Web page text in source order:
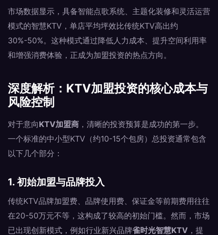
市场数据显示，具备智能点歌系统、主题化装修和灵活运营
模式的智慧KTV，单店平均坪效比传统KTV高出约
30%-50%。这种模式通过降低人力成本、提升空间利用率
和增强消费体验，正成为加盟投资的热点方向。
深度解析：KTV加盟投资的核心成本与
风险控制
对于意向KTV加盟商 ，清晰的投资预算是成功的第一步。
一个标准的中小型KTV（约10-15个包房）总投资通常包含
以下几个部分：
1. 初始加盟与品牌投入
传统KTV品牌加盟费、品牌使用费、保证金等前期费用往往
在20-50万元不等，这构成了较高的初始门槛。然而，市场
已出现创新模式，例如行业新兴品牌雀时光智慧KTV ，提